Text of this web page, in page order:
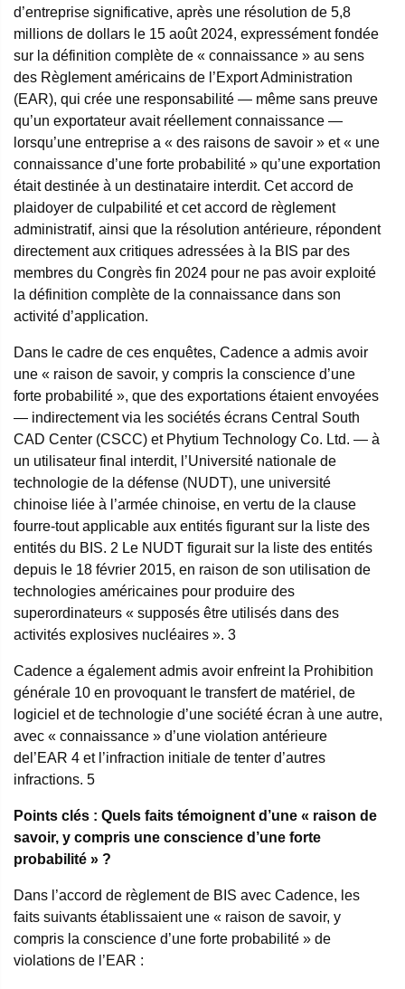
d’entreprise significative, après une résolution de 5,8
millions de dollars le 15 août 2024, expressément fondée
sur la définition complète de « connaissance » au sens
des Règlement américains de l’Export Administration
(EAR), qui crée une responsabilité — même sans preuve
qu’un exportateur avait réellement connaissance —
lorsqu’une entreprise a « des raisons de savoir » et « une
connaissance d’une forte probabilité » qu’une exportation
était destinée à un destinataire interdit. Cet accord de
plaidoyer de culpabilité et cet accord de règlement
administratif, ainsi que la résolution antérieure, répondent
directement aux critiques adressées à la BIS par des
membres du Congrès fin 2024 pour ne pas avoir exploité
la définition complète de la connaissance dans son
activité d’application.
Dans le cadre de ces enquêtes, Cadence a admis avoir
une « raison de savoir, y compris la conscience d’une
forte probabilité », que des exportations étaient envoyées
— indirectement via les sociétés écrans Central South
CAD Center (CSCC) et Phytium Technology Co. Ltd. — à
un utilisateur final interdit, l’Université nationale de
technologie de la défense (NUDT), une université
chinoise liée à l’armée chinoise, en vertu de la clause
fourre-tout applicable aux entités figurant sur la liste des
entités du BIS. 2 Le NUDT figurait sur la liste des entités
depuis le 18 février 2015, en raison de son utilisation de
technologies américaines pour produire des
superordinateurs « supposés être utilisés dans des
activités explosives nucléaires ». 3
Cadence a également admis avoir enfreint la Prohibition
générale 10 en provoquant le transfert de matériel, de
logiciel et de technologie d’une société écran à une autre,
avec « connaissance » d’une violation antérieure
de l’EAR 4 et l’infraction initiale de tenter d’autres
infractions. 5
Points clés : Quels faits témoignent d’une « raison de
savoir, y compris une conscience d’une forte
probabilité » ?
Dans l’accord de règlement de BIS avec Cadence, les
faits suivants établissaient une « raison de savoir, y
compris la conscience d’une forte probabilité » de
violations de l’EAR :